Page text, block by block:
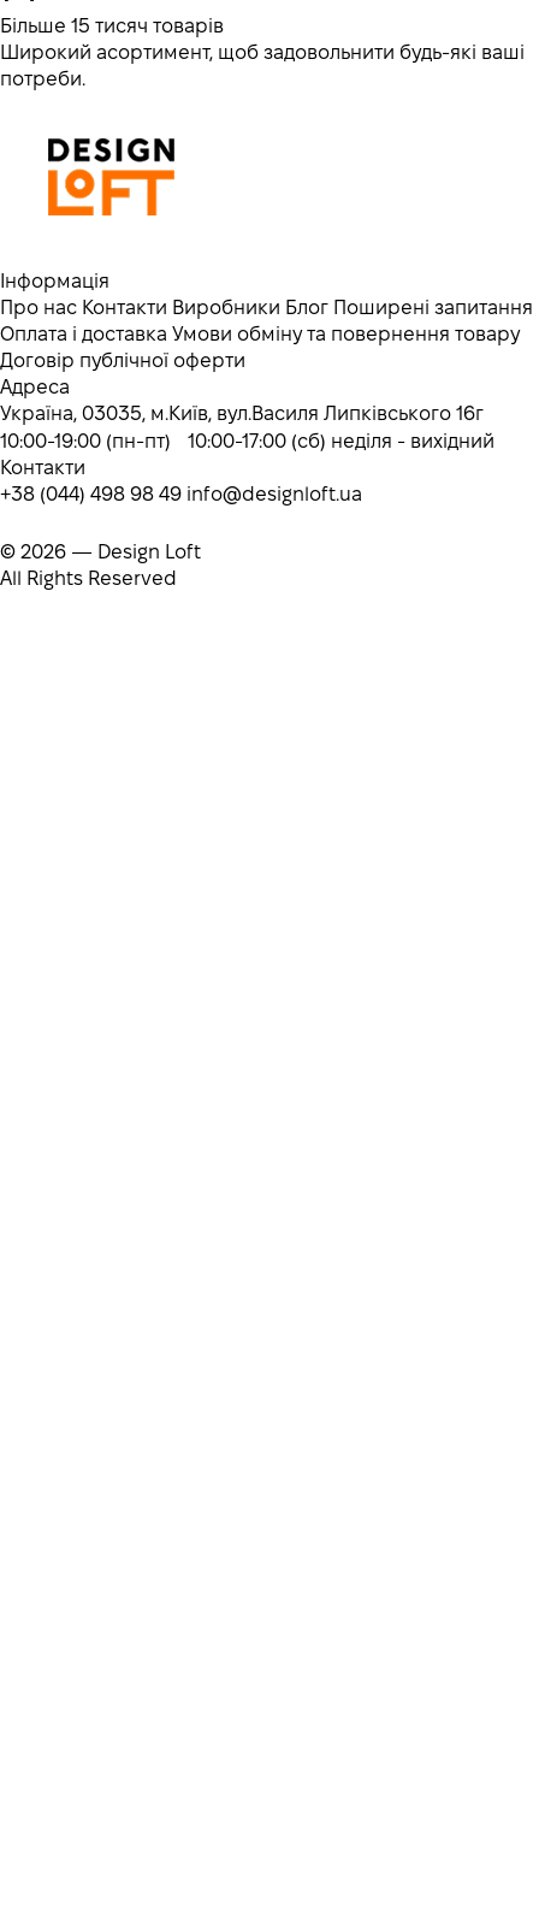
Більше 15 тисяч товарів
Широкий асортимент, щоб задовольнити будь-які ваші
потреби.
Інформація
Про нас Контакти Виробники Блог Поширені запитання
Оплата і доставка Умови обміну та повернення товару
Договір публічної оферти
Адреса
Україна, 03035, м.Київ, вул.Василя Липківського 16г
10:00-19:00 (пн-пт) 10:00-17:00 (сб) неділя - вихідний
Контакти
+38 (044) 498 98 49 info@designloft.ua
© 2026 — Design Loft
All Rights Reserved